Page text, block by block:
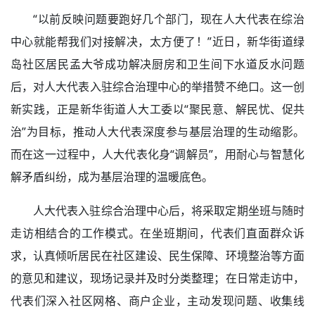
“以前反映问题要跑好几个部门，现在人大代表在综治
中心就能帮我们对接解决，太方便了！”近日，新华街道绿
岛社区居民孟大爷成功解决厨房和卫生间下水道反水问题
后，对人大代表入驻综合治理中心的举措赞不绝口。这一创
新实践，正是新华街道人大工委以“聚民意、解民忧、促共
治”为目标，推动人大代表深度参与基层治理的生动缩影。
而在这一过程中，人大代表化身“调解员”，用耐心与智慧化
解矛盾纠纷，成为基层治理的温暖底色。
人大代表入驻综合治理中心后，将采取定期坐班与随时
走访相结合的工作模式。在坐班期间，代表们直面群众诉
求，认真倾听居民在社区建设、民生保障、环境整治等方面
的意见和建议，现场记录并及时分类整理；在日常走访中，
代表们深入社区网格、商户企业，主动发现问题、收集线